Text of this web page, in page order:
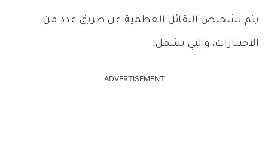
يتم تشخيص النقائل العظمية عن طريق عدد من
الاختبارات، والتي تشمل:
ADVERTISEMENT